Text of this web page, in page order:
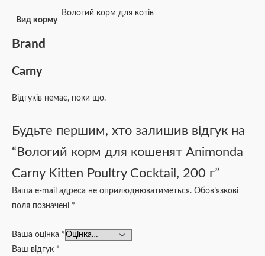
Вид корму
Вологий корм для котів
Brand
Carny
Відгуків немає, поки що.
Будьте першим, хто залишив відгук на
“Вологий корм для кошенят Animonda
Carny Kitten Poultry Cocktail, 200 г”
Ваша e-mail адреса не оприлюднюватиметься. Обов’язкові
поля позначені *
Ваша оцінка *
Ваш відгук *